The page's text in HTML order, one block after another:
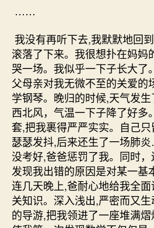
……
我没有再听下去,我默默地回
滚落了下来。我很想扑在妈妈
哭一场。我似乎一下子长大了
父母亲对我无微不至的关爱的
学钢琴。晚归的时候,天气发
西北风，气温一下子降了好多
套,把我裹得严严实实。自己
瑟瑟发抖,后来还生了一场肺
没考好,爸爸惩罚了我。同时，
发现我出错的原因是对某一基
连几天晚上,爸耐心地给我全
关知识。深入浅出,严密而又
的导游,把我领进了一座堆满熠